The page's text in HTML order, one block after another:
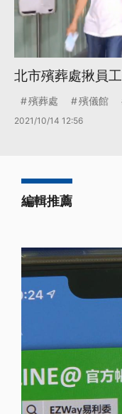
北市殯葬處揪員
殯葬處 殯儀館
2021/10/14 12:56
編輯推薦